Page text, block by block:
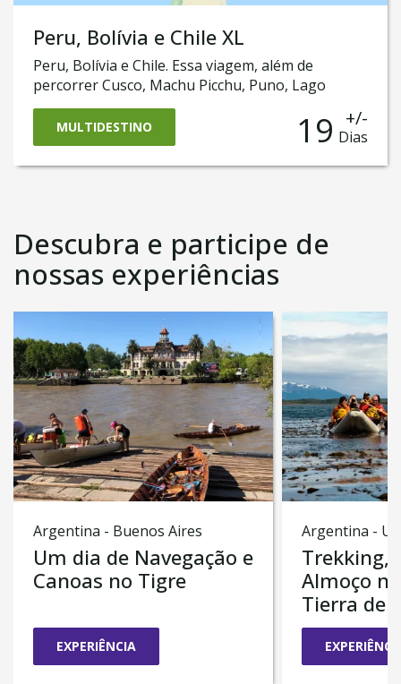
Peru, Bolívia e Chile XL
Peru, Bolívia e Chile. Essa viagem, além de
percorrer Cusco, Machu Picchu, Puno, Lago
Titicaca, La Paz, Salar de Uyuni e Deserto de
Atacama, também passa pelas capitais Lima e
Santiago do Chile e chega até a belíssima
Valparaíso
MULTIDESTINO 19 +/-
Dias
Descubra e participe de
nossas experiências
Argentina - Buenos Aires
Um dia de Navegação e
Canoas no Tigre
EXPERIÊNCIA
Argentina -
Trekking,
Almoço
Tierra del